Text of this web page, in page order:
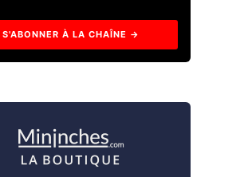
S'ABONNER À LA CHAÎNE →